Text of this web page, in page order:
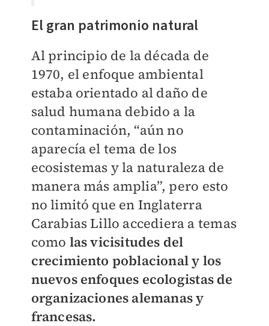
El gran patrimonio natural
Al principio de la década de
1970, el enfoque ambiental
estaba orientado al daño de
salud humana debido a la
contaminación, “aún no
aparecía el tema de los
ecosistemas y la naturaleza de
manera más amplia”, pero esto
no limitó que en Inglaterra
Carabias Lillo accediera a temas
como las vicisitudes del
crecimiento poblacional y los
nuevos enfoques ecologistas de
organizaciones alemanas y
francesas.